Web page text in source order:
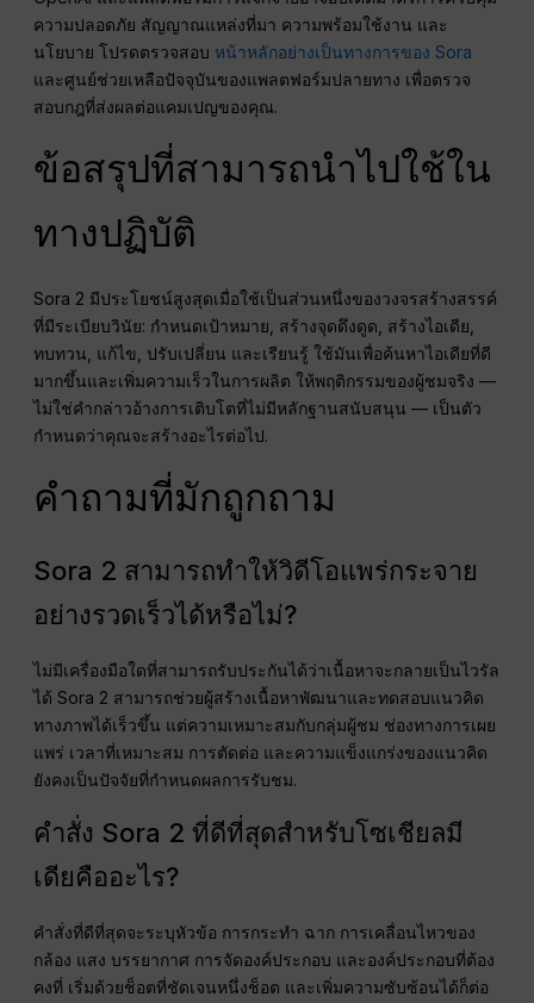
ความปลอดภัย สัญญาณแหล่งที่มา ความพร้อมใช้งาน และ
นโยบาย โปรดตรวจสอบ หน้าหลักอย่างเป็นทางการของ Sora
และศูนย์ช่วยเหลือปัจจุบันของแพลตฟอร์มปลายทาง เพื่อตรวจ
สอบกฎที่ส่งผลต่อแคมเปญของคุณ.
ข้อสรุปที่สามารถนำไปใช้ใน
ทางปฏิบัติ
Sora 2 มีประโยชน์สูงสุดเมื่อใช้เป็นส่วนหนึ่งของวงจรสร้างสรรค์
ที่มีระเบียบวินัย: กำหนดเป้าหมาย, สร้างจุดดึงดูด, สร้างไอเดีย,
ทบทวน, แก้ไข, ปรับเปลี่ยน และเรียนรู้ ใช้มันเพื่อค้นหาไอเดียที่ดี
มากขึ้นและเพิ่มความเร็วในการผลิต ให้พฤติกรรมของผู้ชมจริง —
ไม่ใช่คำกล่าวอ้างการเติบโตที่ไม่มีหลักฐานสนับสนุน — เป็นตัว
กำหนดว่าคุณจะสร้างอะไรต่อไป.
คำถามที่มักถูกถาม
Sora 2 สามารถทำให้วิดีโอแพร่กระจาย
อย่างรวดเร็วได้หรือไม่?
ไม่มีเครื่องมือใดที่สามารถรับประกันได้ว่าเนื้อหาจะกลายเป็นไวรัล
ได้ Sora 2 สามารถช่วยผู้สร้างเนื้อหาพัฒนาและทดสอบแนวคิด
ทางภาพได้เร็วขึ้น แต่ความเหมาะสมกับกลุ่มผู้ชม ช่องทางการเผย
แพร่ เวลาที่เหมาะสม การตัดต่อ และความแข็งแกร่งของแนวคิด
ยังคงเป็นปัจจัยที่กำหนดผลการรับชม.
คำสั่ง Sora 2 ที่ดีที่สุดสำหรับโซเชียลมี
เดียคืออะไร?
คำสั่งที่ดีที่สุดจะระบุหัวข้อ การกระทำ ฉาก การเคลื่อนไหวของ
กล้อง แสง บรรยากาศ การจัดองค์ประกอบ และองค์ประกอบที่ต้อง
คงที่ เริ่มด้วยช็อตที่ชัดเจนหนึ่งช็อต และเพิ่มความซับซ้อนได้ก็ต่อ